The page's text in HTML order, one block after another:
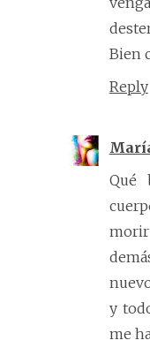
Bien
Reply
Qué
y
me